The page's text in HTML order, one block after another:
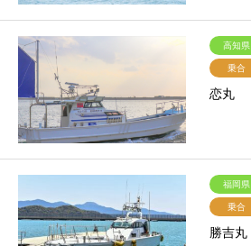
高知県
乗合
恋丸
福岡県
乗合
勝吉丸